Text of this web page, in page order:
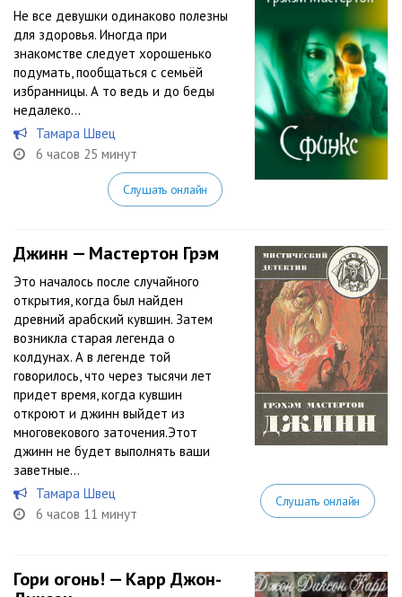
Не все девушки одинаково полезны
для здоровья. Иногда при
знакомстве следует хорошенько
подумать, пообщаться с семьёй
избранницы. А то ведь и до беды
недалеко…
Тамара Швец
6 часов 25 минут
Слушать онлайн
Джинн — Мастертон Грэм
Это началось после случайного
открытия, когда был найден
древний арабский кувшин. Затем
возникла старая легенда о
колдунах. А в легенде той
говорилось, что через тысячи лет
придет время, когда кувшин
откроют и джинн выйдет из
многовекового заточения.Этот
джинн не будет выполнять ваши
заветные...
Тамара Швец
6 часов 11 минут
Слушать онлайн
Гори огонь! — Карр Джон-